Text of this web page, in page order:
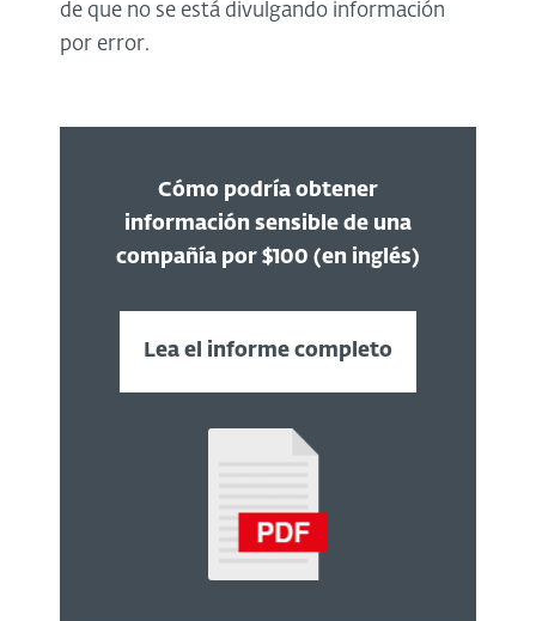
de que no se está divulgando información
por error.
Cómo podría obtener
información sensible de una
compañía por $100 (en inglés)
Lea el informe completo